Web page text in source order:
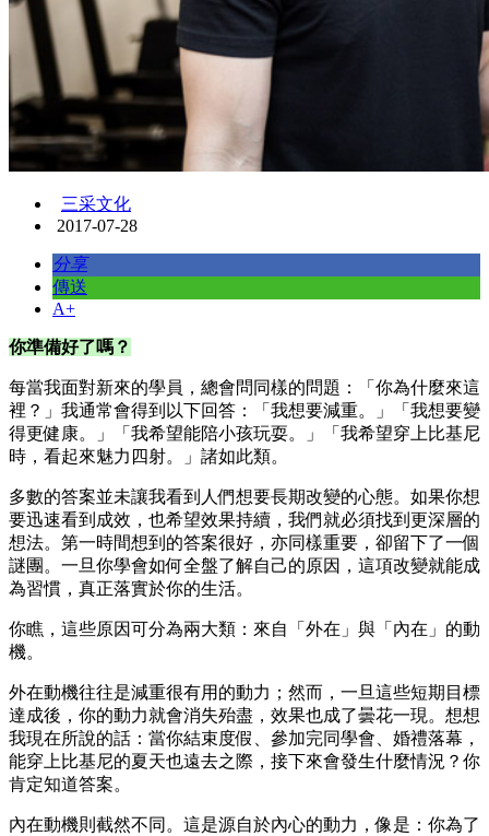
三采文化
2017-07-28
分享
傳送
A+
你準備好了嗎？
每當我面對新來的學員，總會問同樣的問題：「你為什麼來這
裡？」我通常會得到以下回答：「我想要減重。」「我想要變
得更健康。」「我希望能陪小孩玩耍。」「我希望穿上比基尼
時，看起來魅力四射。」諸如此類。
多數的答案並未讓我看到人們想要長期改變的心態。如果你想
要迅速看到成效，也希望效果持續，我們就必須找到更深層的
想法。第一時間想到的答案很好，亦同樣重要，卻留下了一個
謎團。一旦你學會如何全盤了解自己的原因，這項改變就能成
為習慣，真正落實於你的生活。
你瞧，這些原因可分為兩大類：來自「外在」與「內在」的動
機。
外在動機往往是減重很有用的動力；然而，一旦這些短期目標
達成後，你的動力就會消失殆盡，效果也成了曇花一現。想想
我現在所說的話：當你結束度假、參加完同學會、婚禮落幕，
能穿上比基尼的夏天也遠去之際，接下來會發生什麼情況？你
肯定知道答案。
內在動機則截然不同。這是源自於內心的動力，像是：你為了